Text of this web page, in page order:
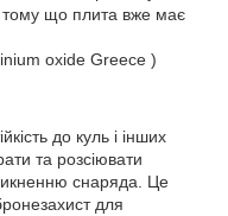
тому що плита вже має
oxide Greece )
до куль і інших
та розсіювати
снаряда. Це
для